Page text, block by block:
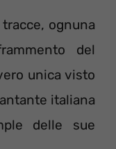
tracce, ognuna
del
unica visto
italiana
delle sue